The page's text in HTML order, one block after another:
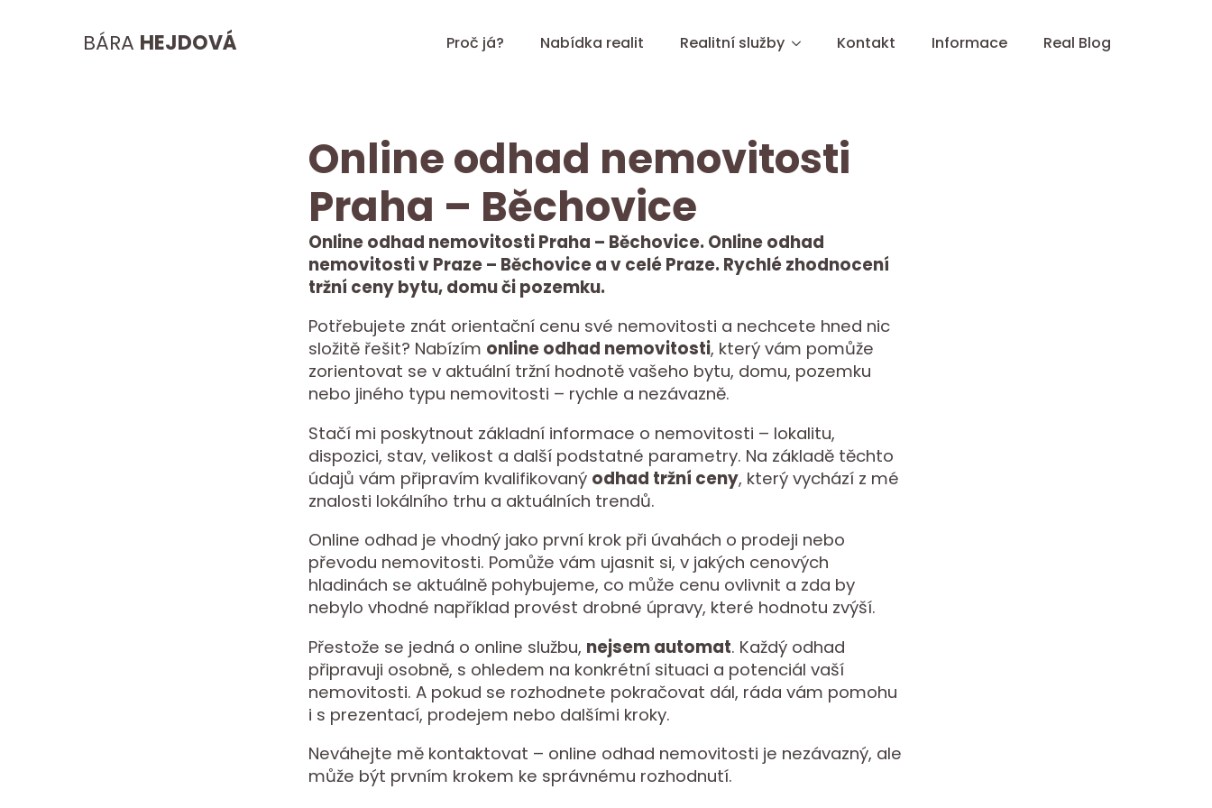
BÁRA HEJDOVÁ Proč já? Nabídka realit Realitní služby Kontakt Informace Real Blog
Online odhad nemovitosti
Praha – Běchovice
Online odhad nemovitosti Praha – Běchovice. Online odhad
nemovitosti v Praze – Běchovice a v celé Praze. Rychlé zhodnocení
tržní ceny bytu, domu či pozemku.
Potřebujete znát orientační cenu své nemovitosti a nechcete hned nic
složitě řešit? Nabízím online odhad nemovitosti, který vám pomůže
zorientovat se v aktuální tržní hodnotě vašeho bytu, domu, pozemku
nebo jiného typu nemovitosti – rychle a nezávazně.
Stačí mi poskytnout základní informace o nemovitosti – lokalitu,
dispozici, stav, velikost a další podstatné parametry. Na základě těchto
údajů vám připravím kvalifikovaný odhad tržní ceny, který vychází z mé
znalosti lokálního trhu a aktuálních trendů.
Online odhad je vhodný jako první krok při úvahách o prodeji nebo
převodu nemovitosti. Pomůže vám ujasnit si, v jakých cenových
hladinách se aktuálně pohybujeme, co může cenu ovlivnit a zda by
nebylo vhodné například provést drobné úpravy, které hodnotu zvýší.
Přestože se jedná o online službu, nejsem automat. Každý odhad
připravuji osobně, s ohledem na konkrétní situaci a potenciál vaší
nemovitosti. A pokud se rozhodnete pokračovat dál, ráda vám pomohu
i s prezentací, prodejem nebo dalšími kroky.
Neváhejte mě kontaktovat – online odhad nemovitosti je nezávazný, ale
může být prvním krokem ke správnému rozhodnutí.